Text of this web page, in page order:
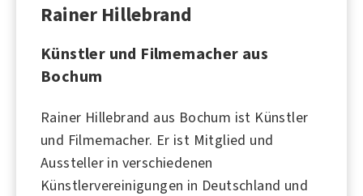
Rainer Hillebrand
Künstler und Filmemacher aus
Bochum
Rainer Hillebrand aus Bochum ist Künstler
und Filmemacher. Er ist Mitglied und
Aussteller in verschiedenen
Künstlervereinigungen in Deutschland und